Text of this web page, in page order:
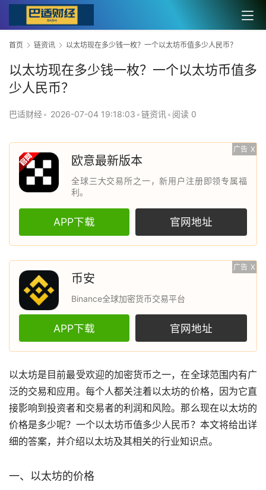
首页 链资讯 以太坊现在多少钱一枚？一个以太坊币值多少人民币？
以太坊现在多少钱一枚？一个以太坊币值多
少人民币？
巴适财经• 2026-07-04 19:18:03 •链资讯 • 阅读 0
广告 X
欧意最新版本
全球三大交易所之一，新用户注册即领专属福
利。
APP下载 官网地址
广告 X
币安
Binance全球加密货币交易平台
APP下载 官网地址
以太坊是目前最受欢迎的加密货币之一，在全球范围内有广
泛的交易和应用。每个人都关注着以太坊的价格，因为它直
接影响到投资者和交易者的利润和风险。那么现在以太坊的
价格是多少呢？一个以太坊币值多少人民币？本文将给出详
细的答案，并介绍以太坊及其相关的行业知识点。
一、以太坊的价格